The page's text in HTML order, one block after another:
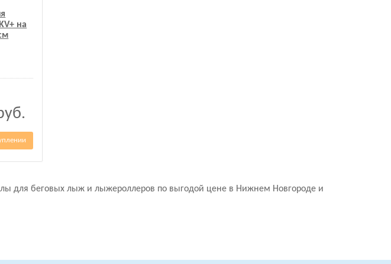
на
для беговых лыж и лыжероллеров по выгодой цене в Нижнем Новгороде и